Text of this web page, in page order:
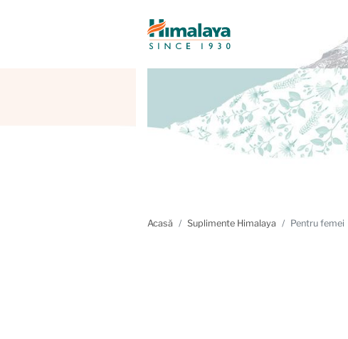
Acasă Suplimente Himalaya Pentru femei